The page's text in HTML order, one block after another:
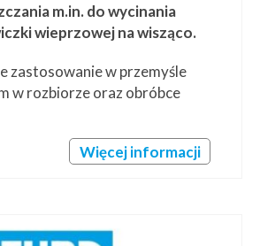
m.in. do wycinania
wieprzowej na wisząco.
zastosowanie w przemyśle
w rozbiorze oraz obróbce
Więcej informacji